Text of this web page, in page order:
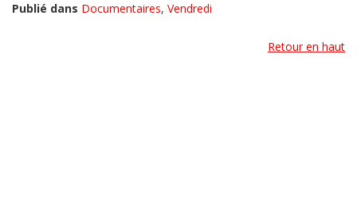
Publié dans Documentaires, Vendredi
Retour en haut